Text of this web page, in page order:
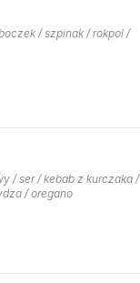
/ szpinak / rokpol /
/ ser / kebab z kurczaka /
/ oregano